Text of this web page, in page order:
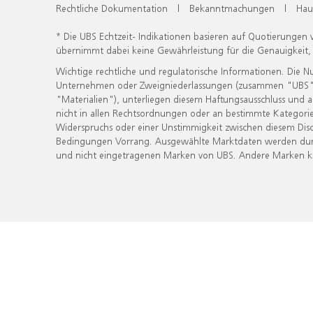
Rechtliche Dokumentation | Bekanntmachungen |
* Die UBS Echtzeit- Indikationen basieren auf
übernimmt dabei keine Gewährleistung für die
Wichtige rechtliche und regulatorische Informationen. Die
Unternehmen oder Zweigniederlassungen (zusammen
"Materialien"), unterliegen diesem Haftungsausschluss
nicht in allen Rechtsordnungen oder an bestimmte
Widerspruchs oder einer Unstimmigkeit zwischen diesem
Bedingungen Vorrang. Ausgewählte Marktdaten werden
und nicht eingetragenen Marken von UBS. Andere Marken